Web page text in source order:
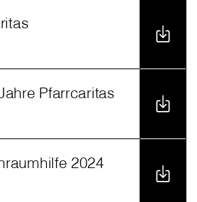
Pfarrcaritas
2024